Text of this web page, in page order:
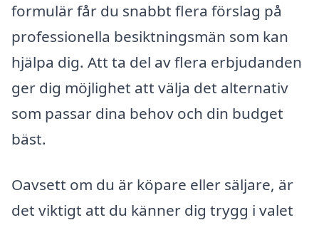
formulär får du snabbt flera förslag på
professionella besiktningsmän som kan
hjälpa dig. Att ta del av flera erbjudanden
ger dig möjlighet att välja det alternativ
som passar dina behov och din budget
bäst.
Oavsett om du är köpare eller säljare, är
det viktigt att du känner dig trygg i valet